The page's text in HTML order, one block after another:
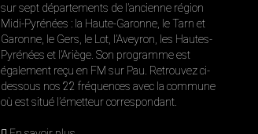
sur sept départements de l’ancienne région
Midi-Pyrénées : la Haute-Garonne, le Tarn et
Garonne, le Gers, le Lot, l’Aveyron, les Hautes-
Pyrénées et l’Ariège. Son programme est
également reçu en FM sur Pau. Retrouvez ci-
dessous nos 22 fréquences avec la commune
où est situé l’émetteur correspondant.